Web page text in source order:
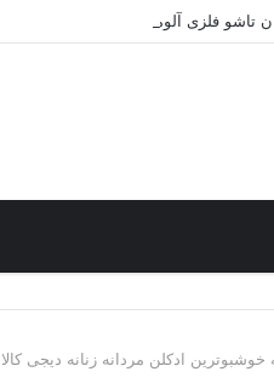
تاشو فلزی آلومینیومی دیجی کالا
ادکلن مردانه زنانه دیجی کالا